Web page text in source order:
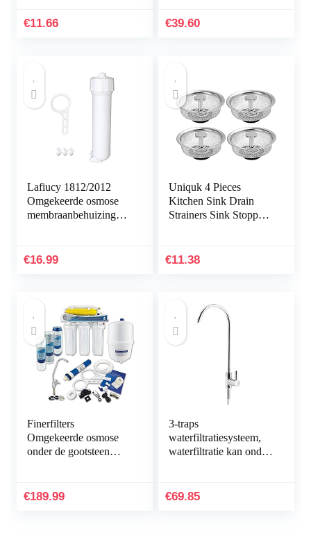
standaard, kunststof en
€11.66
Platinum LINE Plus –
€39.60
Lafiucy 1812/2012
Omgekeerde osmose
membraanbehuizing
hele set, compatibel
€16.99
Uniquk 4 Pieces
Kitchen Sink Drain
Strainers Sink Stopper
Clogging Mesh
€11.38
Finerfilters
Omgekeerde osmose
onder de gootsteen
huishouden, verwijdert
€189.99
3-traps
waterfiltratiesysteem,
waterfiltratie kan onder
Waterfiltratiesysteem
€69.85